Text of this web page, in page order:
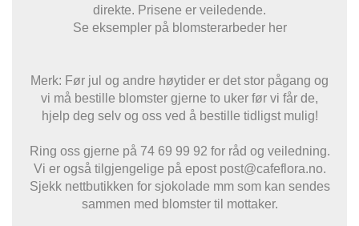
direkte. Prisene er veiledende.
Se eksempler på blomsterarbeder her
Merk: Før jul og andre høytider er det stor pågang og
vi må bestille blomster gjerne to uker før vi får de,
hjelp deg selv og oss ved å bestille tidligst mulig!
Ring oss gjerne på 74 69 99 92 for råd og veiledning.
Vi er også tilgjengelige på epost post@cafeflora.no.
Sjekk nettbutikken for sjokolade mm som kan sendes
sammen med blomster til mottaker.